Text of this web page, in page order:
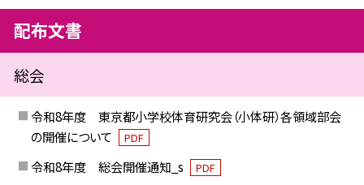
配布文書
総会
令和8年度 東京都小学校体育研究会（小体研）各領域部会
の開催について
PDF
令和8年度 総会開催通知_s PDF